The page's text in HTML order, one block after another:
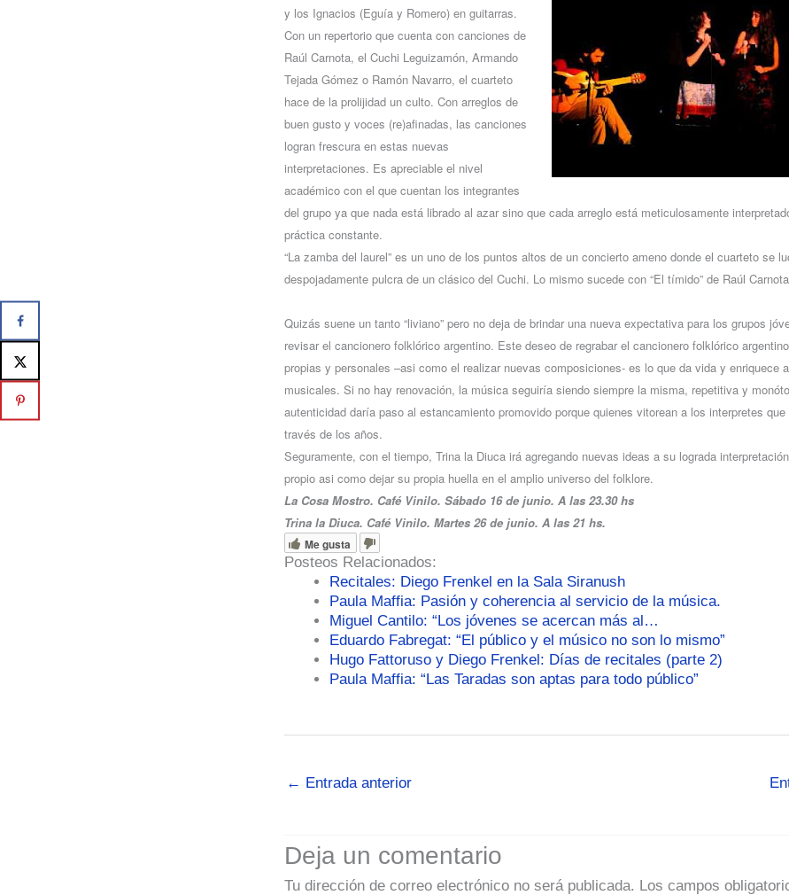
y los Ignacios (Eguía y Romero) en guitarras.
Con un repertorio que cuenta con canciones de
Raúl Carnota, el Cuchi Leguizamón, Armando
Tejada Gómez o Ramón Navarro, el cuarteto
hace de la prolijidad un culto. Con arreglos de
buen gusto y voces (re)afinadas, las canciones
logran frescura en estas nuevas
interpretaciones. Es apreciable el nivel
académico con el que cuentan los integrantes
del grupo ya que nada está librado al azar sino que cada arreglo está meticulosamente
práctica constante.
“La zamba del laurel” es un uno de los puntos altos de un concierto ameno donde el cuarteto se
despojadamente pulcra de un clásico del Cuchi. Lo mismo sucede con “El tímido” de Raúl
Quizás suene un tanto “liviano” pero no deja de brindar una nueva expectativa para los grupos
revisar el cancionero folklórico argentino. Este deseo de regrabar el cancionero folklórico
propias y personales –asi como el realizar nuevas composiciones- es lo que da vida y enriquece
musicales. Si no hay renovación, la música seguiría siendo siempre la misma, repetitiva y
autenticidad daría paso al estancamiento promovido porque quienes vitorean a los interpretes
través de los años.
Seguramente, con el tiempo, Trina la Diuca irá agregando nuevas ideas a su lograda
propio asi como dejar su propia huella en el amplio universo del folklore.
La Cosa Mostro. Café Vinilo. Sábado 16 de junio. A las 23.30 hs
Trina la Diuca. Café Vinilo. Martes 26 de junio. A las 21 hs.
Me gusta
Posteos Relacionados:
Recitales: Diego Frenkel en la Sala Siranush
Paula Maffia: Pasión y coherencia al servicio de la música.
Miguel Cantilo: “Los jóvenes se acercan más al…
Eduardo Fabregat: “El público y el músico no son lo mismo”
Hugo Fattoruso y Diego Frenkel: Días de recitales (parte 2)
Paula Maffia: “Las Taradas son aptas para todo público”
← Entrada anterior
Deja un comentario
Tu dirección de correo electrónico no será publicada. Los campos